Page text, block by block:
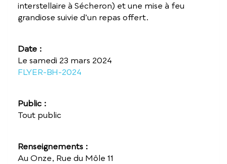
interstellaire à Sécheron) et une mise à feu
grandiose suivie d’un repas offert.
Date :
Le samedi 23 mars 2024
FLYER-BH-2024
Public :
Tout public
Renseignements :
Au Onze, Rue du Môle 11